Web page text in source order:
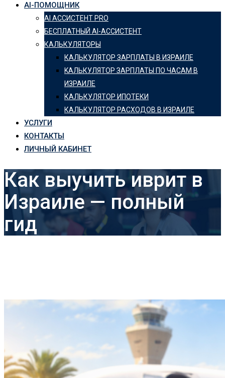
AI-ПОМОЩНИК
AI АССИСТЕНТ PRO
БЕСПЛАТНЫЙ AI-АССИСТЕНТ
КАЛЬКУЛЯТОРЫ
КАЛЬКУЛЯТОР ЗАРПЛАТЫ В ИЗРАИЛЕ
KАЛЬКУЛЯТОР ЗАРПЛАТЫ ПО ЧАСАМ В
ИЗРАИЛЕ
КАЛЬКУЛЯТОР ИПОТЕКИ
КАЛЬКУЛЯТОР РАСХОДОВ В ИЗРАИЛЕ
УСЛУГИ
КОНТАКТЫ
ЛИЧНЫЙ КАБИНЕТ
Как выучить иврит в
Израиле — полный
гид